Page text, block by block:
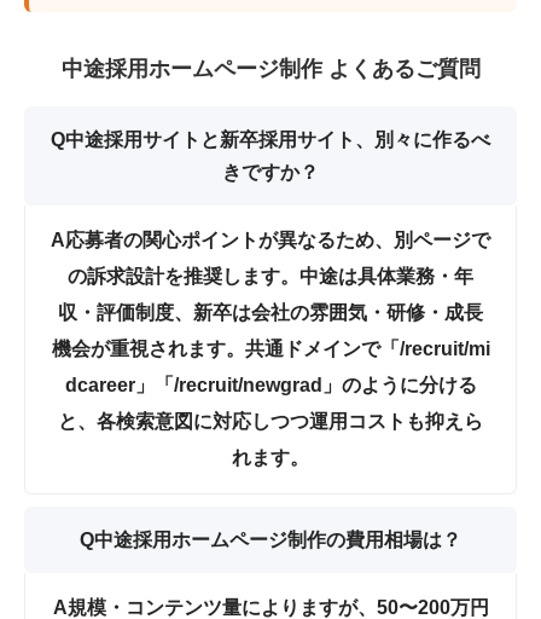
中途採用ホームページ制作 よくあるご質問
Q中途採用サイトと新卒採用サイト、別々に作るべ
きですか？
A応募者の関心ポイントが異なるため、
別ページで
の訴求設計を推奨します。中途は具体業務・年
収・評価制度、新卒は会社の雰囲気・研修・成長
機会が重視されます。共通ドメインで「/recruit/mi
dcareer」「/recruit/newgrad」のように分ける
と、各検索意図に対応しつつ運用コストも抑えら
れます。
Q中途採用ホームページ制作の費用相場は？
A規模・コンテンツ量によりますが、 50〜200万円